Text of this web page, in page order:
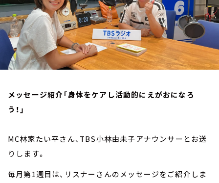
メッセージ紹介「身体をケアし活動的にえがおになろ
う！」
MC林家たい平さん、TBS小林由未子アナウンサーとお送
りします。
毎月第1週目は、リスナーさんのメッセージをご紹介しま